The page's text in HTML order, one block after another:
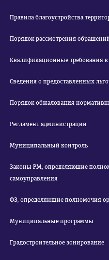
Правила благоустройства
Порядок рассмотрения
Квалификационные требования к
Сведения о предоставленных
Порядок обжалования
Регламент администрации
Муниципальный контроль
Законы РМ, определяющие
самоуправления
ФЗ, определяющие полномочия
Муниципальные программы
Градостроительное зонирование